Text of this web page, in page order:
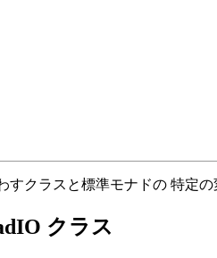
すクラスと標準モナドの 特定
クラス